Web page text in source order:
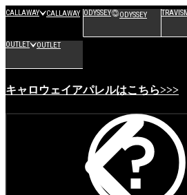
CALLAWAY CALLAWAY ODYSSEY ODYSSEY
OUTLET OUTLET
キャロウェイアパレルはこちら>>>